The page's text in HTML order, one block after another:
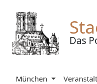
Das
München